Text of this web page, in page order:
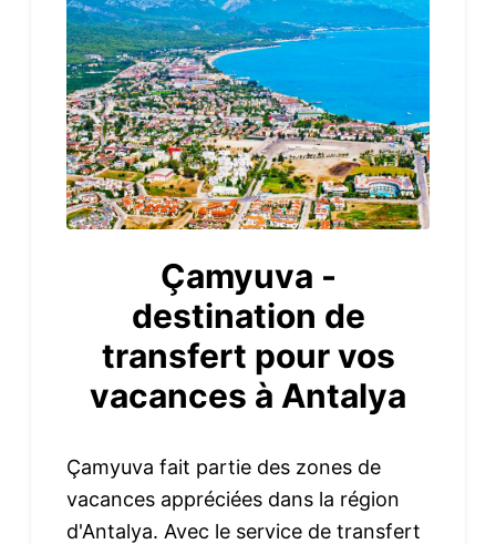
Çamyuva -
destination de
transfert pour vos
vacances à Antalya
Çamyuva fait partie des zones de
vacances appréciées dans la région
d'Antalya. Avec le service de transfert